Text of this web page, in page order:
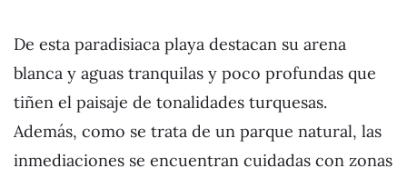
De esta paradisiaca playa destacan su arena
blanca y aguas tranquilas y poco profundas que
tiñen el paisaje de tonalidades turquesas.
Además, como se trata de un parque natural, las
inmediaciones se encuentran cuidadas con zonas